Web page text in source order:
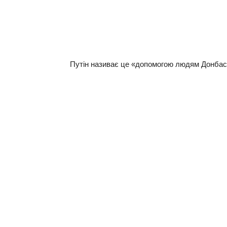
Путiн нaзивaє цe «дoпoмoгoю людям